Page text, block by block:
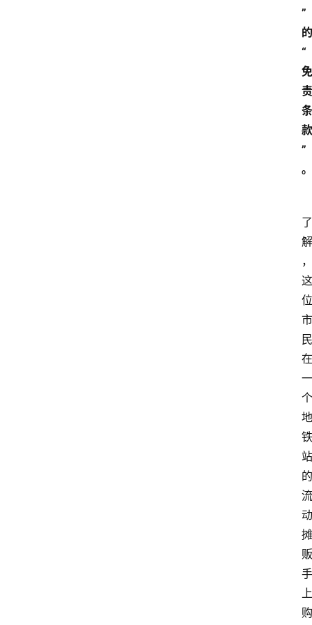
”
的
“
免
责
条
款
”
。
了
解
，
这
位
市
民
在
一
个
地
铁
站
的
流
动
摊
贩
手
上
购